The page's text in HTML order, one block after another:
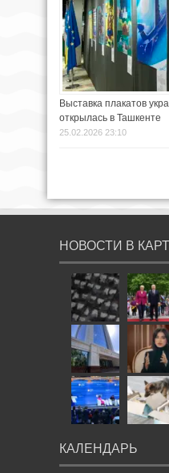
Выставка плакатов
открылась в Ташкенте
25.02.2026 23:10
НОВОСТИ В
КАЛЕНДАРЬ